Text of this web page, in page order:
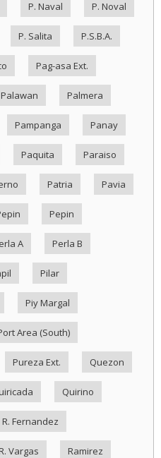
P. Naval P. Noval
P. Salita P.S.B.A.
Pag-asa Ext.
Palawan Palmera
Pampanga Panay
Paquita Paraiso
Patria Pavia
Pepin
A Perla B
Pilar
Piy Margal
Area (South)
Pureza Ext. Quezon
Quirino
R. Fernandez
Vargas Ramirez